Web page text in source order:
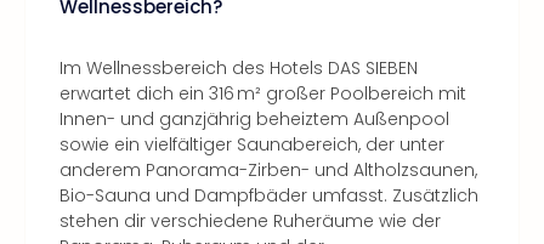
Wellnessbereich?
Im Wellnessbereich des Hotels DAS SIEBEN
erwartet dich ein 316 m² großer Poolbereich mit
Innen- und ganzjährig beheiztem Außenpool
sowie ein vielfältiger Saunabereich, der unter
anderem Panorama-Zirben- und Altholzsaunen,
Bio-Sauna und Dampfbäder umfasst. Zusätzlich
stehen dir verschiedene Ruheräume wie der